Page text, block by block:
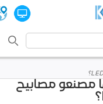
مصنعو مصابيح